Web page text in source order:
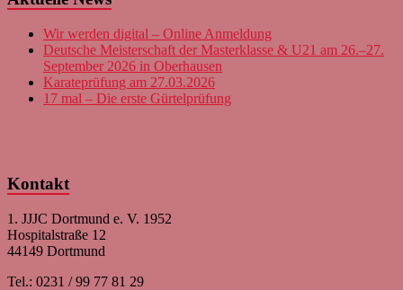
Wir werden digital – Online Anmeldung
Deutsche Meisterschaft der Masterklasse & U21 am 26.–27.
September 2026 in Oberhausen
Karateprüfung am 27.03.2026
17 mal – Die erste Gürtelprüfung
Kontakt
1. JJJC Dortmund e. V. 1952
Hospitalstraße 12
44149 Dortmund
Tel.: 0231 / 99 77 81 29